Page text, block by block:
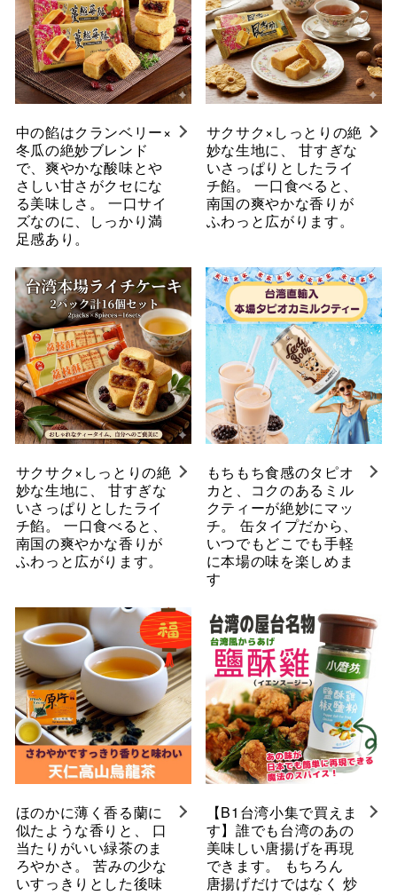
中の餡はクランベリー×
冬瓜の絶妙ブレンド
で、爽やかな酸味とや
さしい甘さがクセにな
る美味しさ。 一口サイ
ズなのに、しっかり満
足感あり。
サクサク×しっとりの絶
妙な生地に、 甘すぎな
いさっぱりとしたライ
チ餡。 一口食べると、
南国の爽やかな香りが
ふわっと広がります。
サクサク×しっとりの絶
妙な生地に、 甘すぎな
いさっぱりとしたライ
チ餡。 一口食べると、
南国の爽やかな香りが
ふわっと広がります。
もちもち食感のタピオ
カと、コクのあるミル
クティーが絶妙にマッ
チ。 缶タイプだから、
いつでもどこでも手軽
に本場の味を楽しめま
す
ほのかに薄く香る蘭に
似たような香りと、 口
当たりがいい緑茶のま
ろやかさ。 苦みの少な
いすっきりとした後味
【B1台湾小集で買えま
す】誰でも台湾のあの
美味しい唐揚げを再現
できます。 もちろん
唐揚げだけではなく 炒